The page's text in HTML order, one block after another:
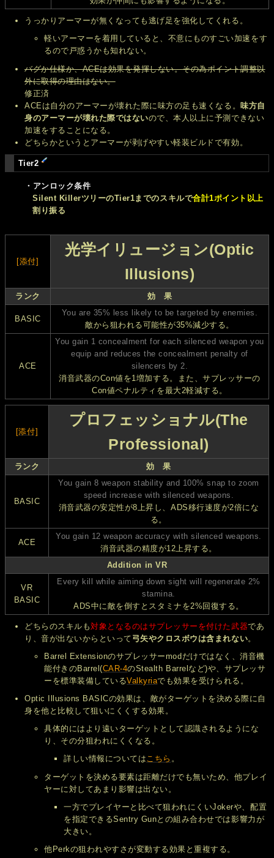
うっかりアーマーが無くなっても逃げ足を強化してくれる。
軽いアーマーを着用していると、不意にものすごい加速をす
るので戸惑うかも知れない。
バグか仕様か、ACEは効果を発揮しない。その為ポイント調整以
外に取得の理由はない。
修正済
ACEは自分のアーマーが壊れた際に味方の足も速くなる。味方自
身のアーマーが壊れた際ではないので、本人以上に予測できない
加速をすることになる。
どちらかというとアーマーが剥げやすい軽装ビルドで有効。
Tier2
・アンロック条件
Silent KillerツリーのTier1までのスキルで合計1ポイント以上
割り振る
[添付]
光学イリュージョン(Optic
Illusions)
ランク 効 果
BASIC
You are 35% less likely to be targeted by enemies.
敵から狙われる可能性が35%減少する。
ACE
You gain 1 concealment for each silenced weapon you
equip and reduces the concealment penalty of
silencers by 2.
消音武器のCon値を1増加する。また、サプレッサーの
Con値ペナルティを最大2軽減する。
[添付]
プロフェッショナル(The
Professional)
ランク 効 果
BASIC
You gain 8 weapon stability and 100% snap to zoom
speed increase with silenced weapons.
消音武器の安定性が8上昇し、ADS移行速度が2倍にな
る。
ACE
You gain 12 weapon accuracy with silenced weapons.
消音武器の精度が12上昇する。
Addition in VR
VR
BASIC
Every kill while aiming down sight will regenerate 2%
stamina.
ADS中に敵を倒すとスタミナを2%回復する。
どちらのスキルも対象となるのはサプレッサーを付けた武器であ
り、音が出ないからといって 弓矢やクロスボウは含まれない。
Barrel Extensionのサプレッサーmodだけではなく、消音機
能付きのBarrel(CAR-4のStealth Barrelなど)や、サプレッサ
ーを標準装備しているValkyriaでも効果を受けられる。
Optic Illusions BASICの効果は、敵がターゲットを決める際に自
身を他と比較して狙いにくくする効果。
具体的にはより遠いターゲットとして認識されるようにな
り、その分狙われにくくなる。
詳しい情報についてはこちら 。
ターゲットを決める要素は距離だけでも無いため、他プレイ
ヤーに対してあまり影響は出ない。
一方でプレイヤーと比べて狙われにくいJokerや、配置
を指定できるSentry Gunとの組み合わせでは影響力が
大きい。
他Perkの狙われやすさが変動する効果と重複する。